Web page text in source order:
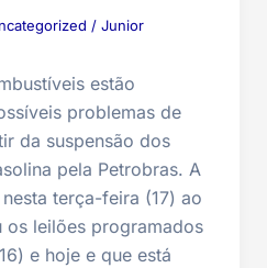
/ Junior
estão
problemas de
da suspensão dos
pela Petrobras. A
terça-feira (17) ao
os leilões programados
e hoje e que está